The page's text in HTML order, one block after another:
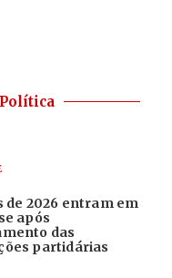
Política
de 2026 entram em
após
das
partidárias